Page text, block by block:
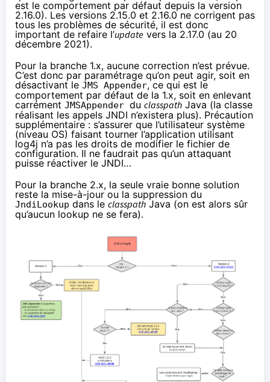
est le comportement par défaut depuis la version
2.16.0). Les versions 2.15.0 et 2.16.0 ne corrigent pas
tous les problèmes de sécurité, il est donc
important de refaire l’update vers la 2.17.0 (au 20
décembre 2021).
Pour la branche 1.x, aucune correction n’est prévue.
C’est donc par paramétrage qu’on peut agir, soit en
désactivant le JMS Appender, ce qui est le
comportement par défaut de la 1.x, soit en enlevant
carrément JMSAppender du classpath Java (la classe
réalisant les appels JNDI n’existera plus). Précaution
supplémentaire : s’assurer que l’utilisateur système
(niveau OS) faisant tourner l’application utilisant
log4j n’a pas les droits de modifier le fichier de
configuration. Il ne faudrait pas qu’un attaquant
puisse réactiver le JNDI…
Pour la branche 2.x, la seule vraie bonne solution
reste la mise-à-jour ou la suppression du
JndiLookup dans le classpath Java (on est alors sûr
qu’aucun lookup ne se fera).